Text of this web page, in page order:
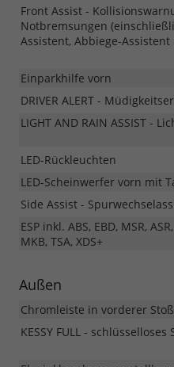
Front Assist -
Notbremsungen
Assistent, Abbiege-
Einparkhilfe vorn
DRIVER ALERT -
LIGHT AND RAIN ASSIST -
LED-Rückleuchten
LED-Scheinwerfer vorn mit
Side Assist -
ESP inkl. ABS, EBD, MSR,
MKB, TSA, XDS+
Außen
Chromleiste in vorderer
KESSY FULL -